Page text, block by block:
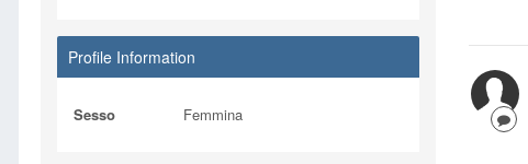
Profile Information
Sesso Femmina